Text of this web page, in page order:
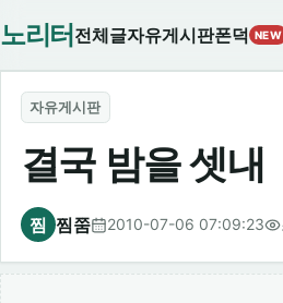
노리터 전체글자유게시판폰덕 NEW
자유게시판
결국 밤을 셋내
찜 찜쭘 2010-07-06 07:09:23